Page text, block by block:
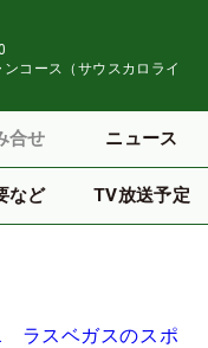
コース（サウスカロライ
合せ ニュース
など TV放送予定
ラスベガスのスポ